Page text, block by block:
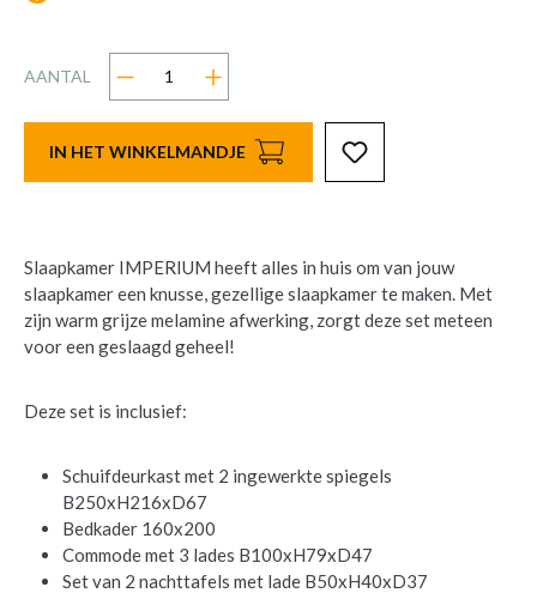
AANTAL
IN HET WINKELMANDJE
Slaapkamer IMPERIUM heeft alles in huis om van jouw
slaapkamer een knusse, gezellige slaapkamer te maken. Met
zijn warm grijze melamine afwerking, zorgt deze set meteen
voor een geslaagd geheel!
Deze set is inclusief:
Schuifdeurkast met 2 ingewerkte spiegels
B250xH216xD67
Bedkader 160x200
Commode met 3 lades B100xH79xD47
Set van 2 nachttafels met lade B50xH40xD37